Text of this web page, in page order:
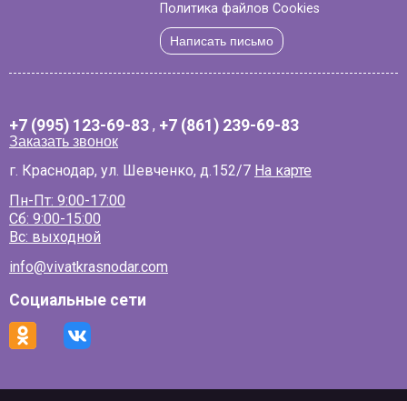
Политика файлов Cookies
Написать письмо
+7 (995) 123-69-83 , +7 (861) 239-69-83
Заказать звонок
г. Краснодар, ул. Шевченко, д.152/7 На карте
Пн-Пт: 9:00-17:00
Сб: 9:00-15:00
Вс: выходной
info@vivatkrasnodar.com
Социальные сети